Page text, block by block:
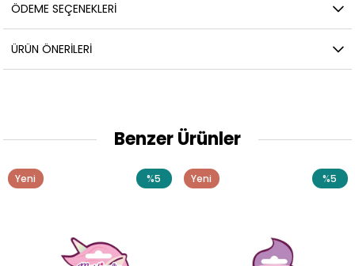
ÖDEME SEÇENEKLERI
ÜRÜN ÖNERILERI
Benzer Ürünler
Yeni
Yeni